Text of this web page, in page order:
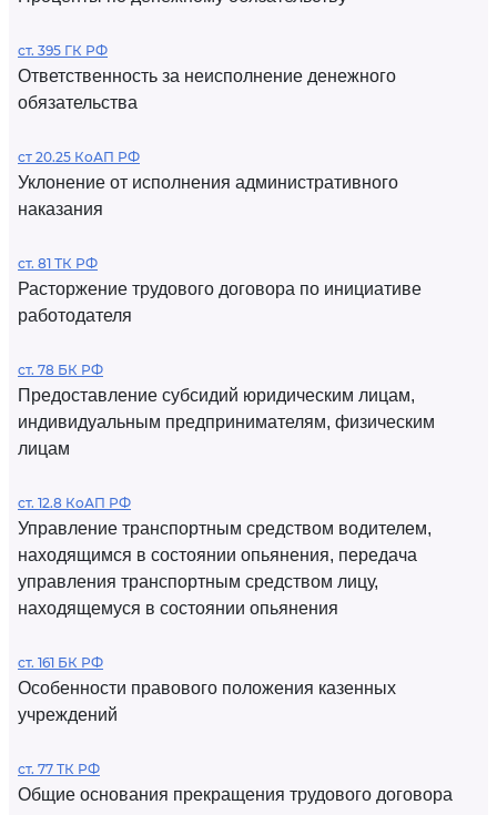
ст. 395 ГК РФ
Ответственность за неисполнение денежного
обязательства
ст 20.25 КоАП РФ
Уклонение от исполнения административного
наказания
ст. 81 ТК РФ
Расторжение трудового договора по инициативе
работодателя
ст. 78 БК РФ
Предоставление субсидий юридическим лицам,
индивидуальным предпринимателям, физическим
лицам
ст. 12.8 КоАП РФ
Управление транспортным средством водителем,
находящимся в состоянии опьянения, передача
управления транспортным средством лицу,
находящемуся в состоянии опьянения
ст. 161 БК РФ
Особенности правового положения казенных
учреждений
ст. 77 ТК РФ
Общие основания прекращения трудового договора